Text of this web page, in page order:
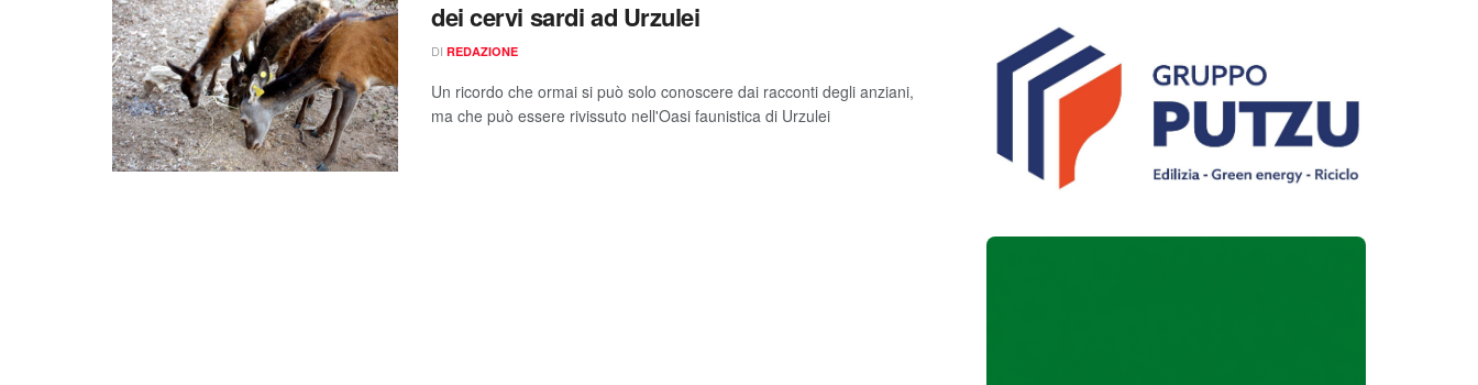
dei cervi sardi ad Urzulei
DI REDAZIONE
Un ricordo che ormai si può solo conoscere dai racconti degli anziani,
ma che può essere rivissuto nell'Oasi faunistica di Urzulei